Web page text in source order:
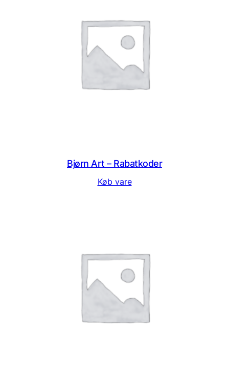
Bjørn Art – Rabatkoder
Køb vare